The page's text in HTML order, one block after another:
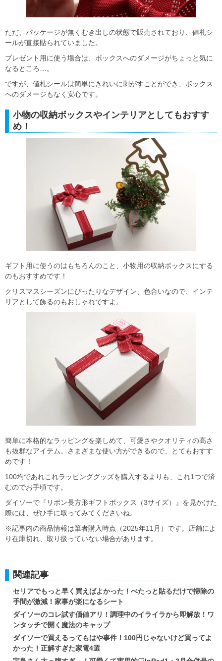
ただ、パッケージが無くむき出しの状態で販売されており、値札シ
ールが直接貼られていました。
プレゼント用に使う場合は、ボックスへのダメージがちょっと気に
なるところ…。
ですが、値札シールは簡単にきれいに剥がすことができ、ボックス
へのダメージもなく安心です。
小物の収納ボックスやインテリアとしてもおすす
め！
ギフト用に使うのはもちろんのこと、小物用の収納ボックスにする
のもおすすめです！
クリスマスシーズンにぴったりなデザイン、色合いなので、インテ
リアとして飾るのもおしゃれですよ。
簡単に本格的なラッピングを楽しめて、可愛さやクオリティの高さ
も抜群なアイテム。さまざまな使い方ができるので、とてもおすす
めです！
100均であれこれラッピンググッズを購入するよりも、これ1つで済
むのでお手頃です。
ダイソーで『リボン長方形ギフトボックス（3サイズ）』を見かけた
際には、ぜひ手に取ってみてくださいね。
※記事内の商品情報は筆者購入時点（2025年11月）です。店舗によ
り在庫切れ、取り扱っていない場合があります。
関連記事
セリアでもっと早く買えばよかった！ぺたっと貼るだけで掃除の
手間が激減！家事が楽になるシート
ダイソーのコレ試す価値アリ！調理中のイライラから即解放！ワ
ンタッチで開く魔法のキャップ
ダイソーで買えるってもはや事件！100円じゃないけど買ってよ
かった！正解すぎた家電4選